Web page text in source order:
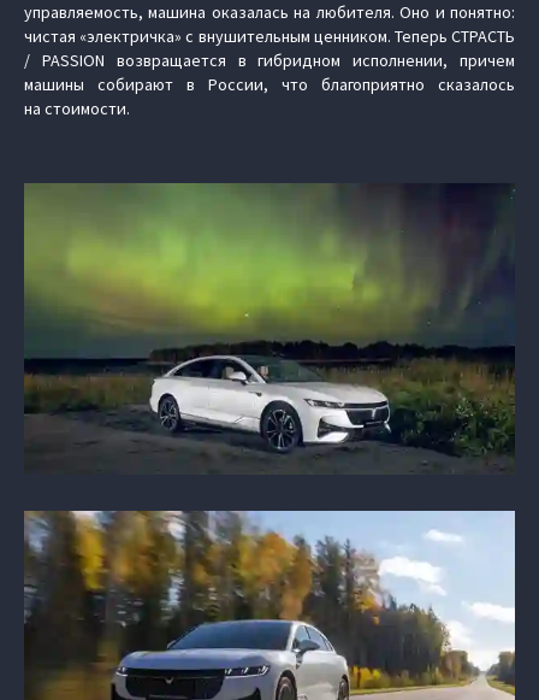
управляемость, машина оказалась на любителя. Оно и понятно:
чистая «электричка» с внушительным ценником. Теперь СТРАСТЬ
/ PASSION возвращается в гибридном исполнении, причем
машины собирают в России, что благоприятно сказалось
на стоимости.